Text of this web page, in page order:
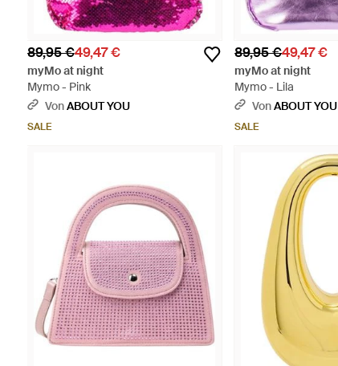
89,95 €49,47 €
myMo at night
Mymo - Pink
VonABOUT YOU
SALE
89,95 €49,47 €
myMo at night
Mymo - Lila
VonABOUT YOU
SALE